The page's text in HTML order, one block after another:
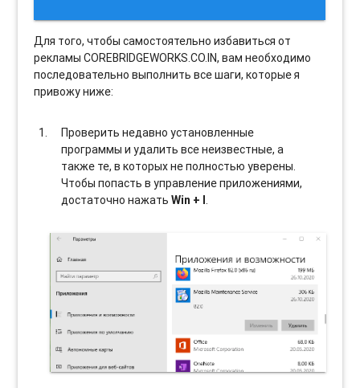
Для того, чтобы самостоятельно избавиться от
рекламы COREBRIDGEWORKS.CO.IN, вам необходимо
последовательно выполнить все шаги, которые я
привожу ниже:
Проверить недавно установленные
программы и удалить все неизвестные, а
также те, в которых не полностью уверены.
Чтобы попасть в управление приложениями,
достаточно нажатьWin + I.